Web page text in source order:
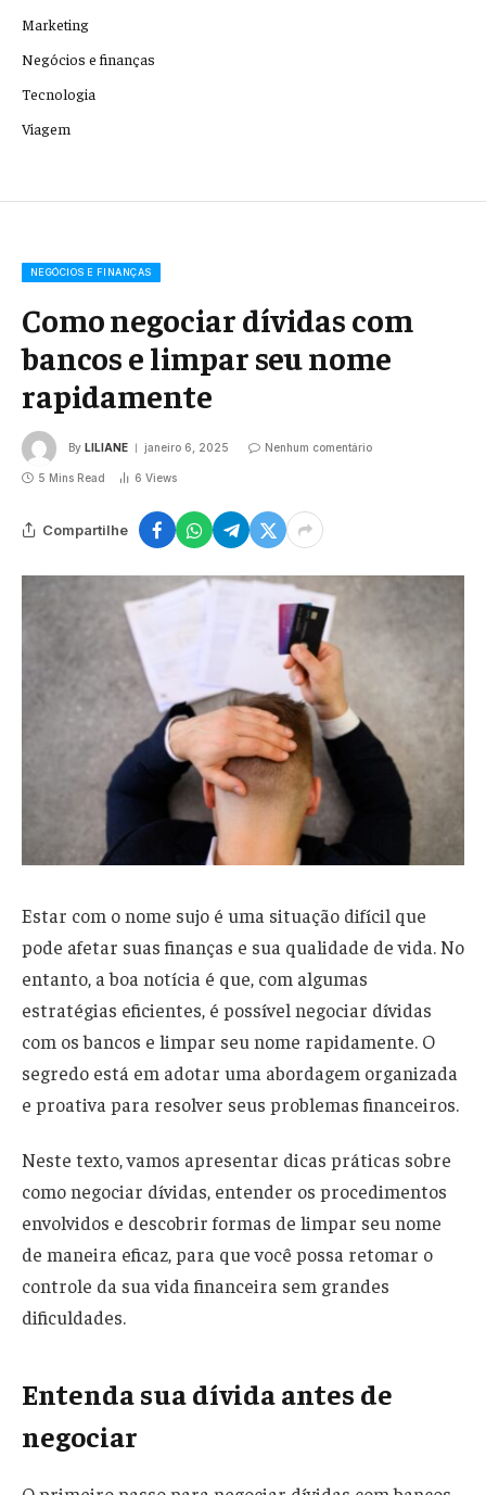
Marketing
Negócios e finanças
Tecnologia
Viagem
NEGÓCIOS E FINANÇAS
Como negociar dívidas com
bancos e limpar seu nome
rapidamente
By LILIANE janeiro 6, 2025 Nenhum comentário
5 Mins Read 6 Views
Compartilhe
Estar com o nome sujo é uma situação difícil que
pode afetar suas finanças e sua qualidade de vida. No
entanto, a boa notícia é que, com algumas
estratégias eficientes, é possível negociar dívidas
com os bancos e limpar seu nome rapidamente. O
segredo está em adotar uma abordagem organizada
e proativa para resolver seus problemas financeiros.
Neste texto, vamos apresentar dicas práticas sobre
como negociar dívidas, entender os procedimentos
envolvidos e descobrir formas de limpar seu nome
de maneira eficaz, para que você possa retomar o
controle da sua vida financeira sem grandes
dificuldades.
Entenda sua dívida antes de
negociar